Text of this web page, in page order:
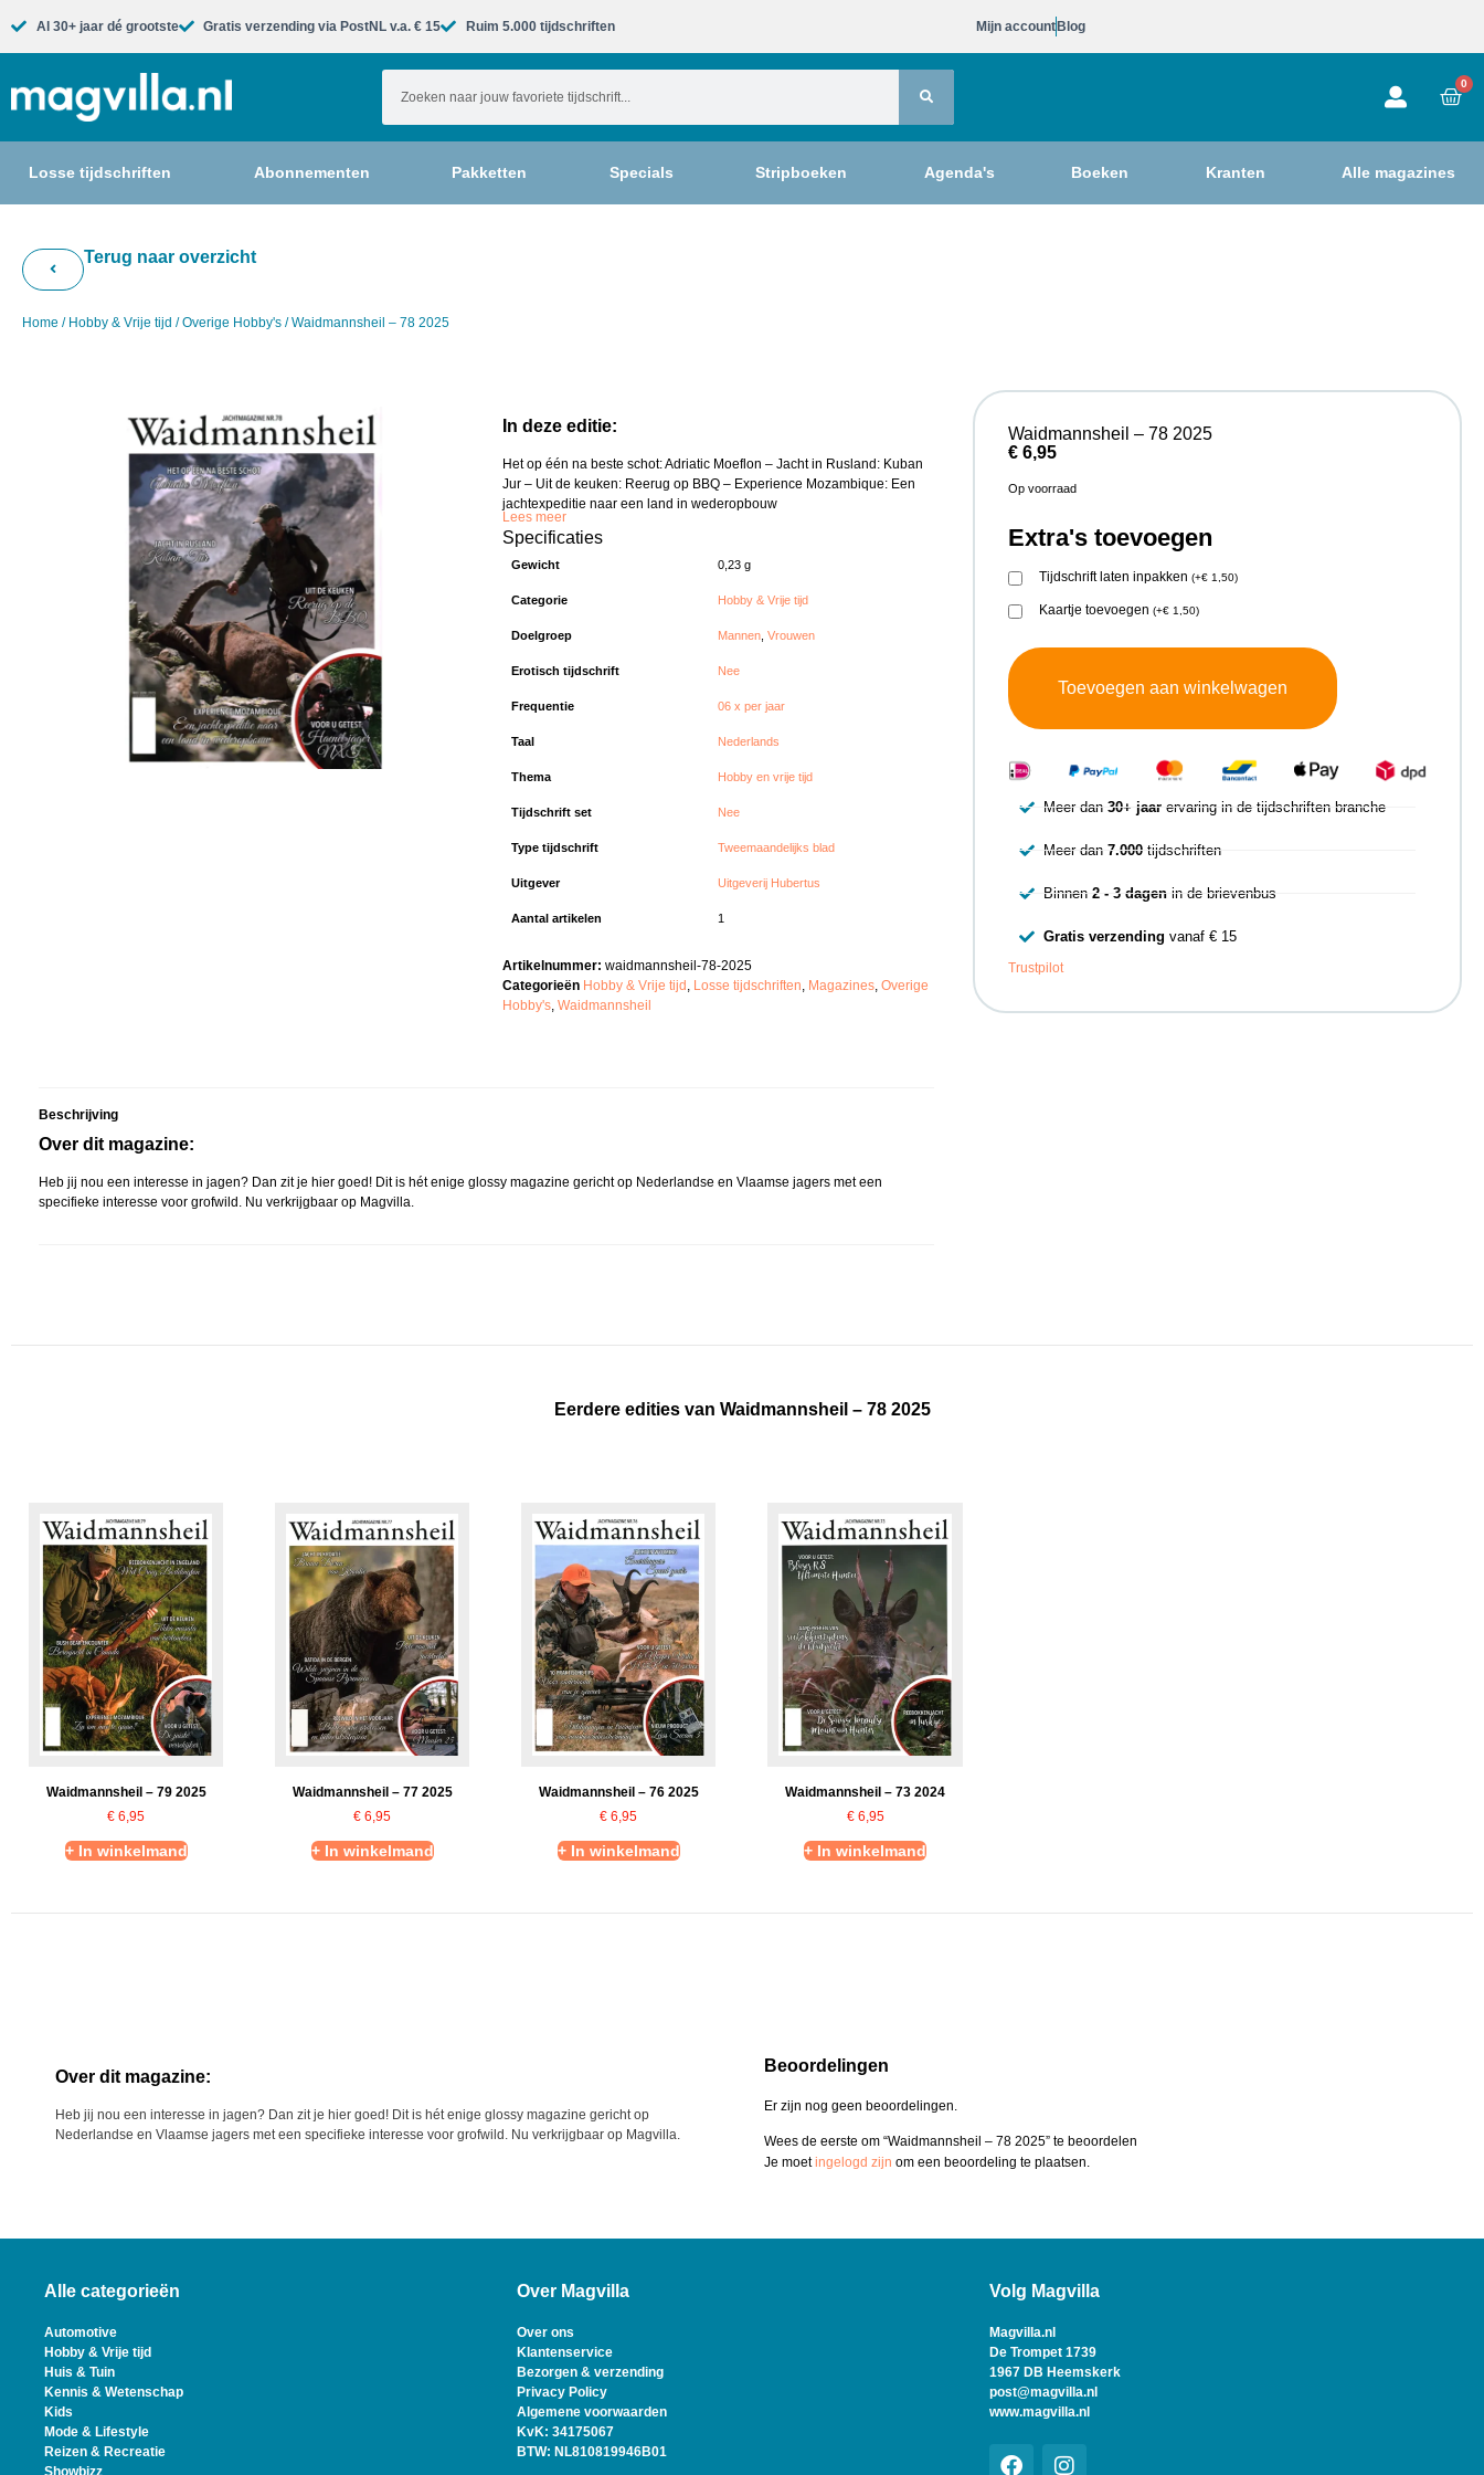
Al 30+ jaar dé grootste​ Gratis verzending via PostNL v.a. € 15 Ruim 5.000 tijdschriften​ Mijn account Blog
0
Losse tijdschriften Abonnementen Pakketten Specials Stripboeken Agenda's Boeken Kranten Alle magazines
Terug naar overzicht
Home / Hobby & Vrije tijd /Overige Hobby's / Waidmannsheil – 78 2025
In deze editie:
Het op één na beste schot: Adriatic Moeflon – Jacht in Rusland: Kuban
Jur – Uit de keuken: Reerug op BBQ – Experience Mozambique: Een
jachtexpeditie naar een land in wederopbouw
Lees meer
Specificaties
Gewicht 0,23 g
Categorie Hobby & Vrije tijd
Doelgroep Mannen ,Vrouwen
Erotisch tijdschrift Nee
Frequentie 06 x per jaar
Taal Nederlands
Thema Hobby en vrije tijd
Tijdschrift set Nee
Type tijdschrift Tweemaandelijks blad
Uitgever Uitgeverij Hubertus
Aantal artikelen 1
Artikelnummer:waidmannsheil-78-2025
Categorieën Hobby & Vrije tijd, Losse tijdschriften, Magazines,Overige
Hobby's,Waidmannsheil
Beschrijving
Over dit magazine:
Heb jij nou een interesse in jagen? Dan zit je hier goed! Dit is hét enige glossy magazine gericht op Nederlandse en Vlaamse jagers met een
specifieke interesse voor grofwild. Nu verkrijgbaar op Magvilla.
Waidmannsheil – 78 2025
€6,95
Op voorraad
Extra's toevoegen
Tijdschrift laten inpakken (+€1,50)
Kaartje toevoegen (+€1,50)
Toevoegen aan winkelwagen
Meer dan30+ jaar ervaring in de tijdschriften branche
Meer dan7.000 tijdschriften
Binnen2 - 3 dagen in de brievenbus
Gratis verzending vanaf € 15
Trustpilot
Eerdere edities van Waidmannsheil – 78 2025
Waidmannsheil – 79 2025
€ 6,95
+ In winkelmand
Waidmannsheil – 77 2025
€ 6,95
+ In winkelmand
Waidmannsheil – 76 2025
€ 6,95
+ In winkelmand
Waidmannsheil – 73 2024
€6,95
+ In winkelmand
Over dit magazine:
Heb jij nou een interesse in jagen? Dan zit je hier goed! Dit is hét enige glossy magazine gericht op
Nederlandse en Vlaamse jagers met een specifieke interesse voor grofwild. Nu verkrijgbaar op Magvilla.
Beoordelingen
Er zijn nog geen beoordelingen.
Wees de eerste om “Waidmannsheil – 78 2025” te beoordelen
Je moetingelogd zijn om een beoordeling te plaatsen.
Alle categorieën
Automotive
Hobby & Vrije tijd
Huis & Tuin
Kennis & Wetenschap
Kids
Mode & Lifestyle
Reizen & Recreatie
Over Magvilla
Over ons
Klantenservice
Bezorgen & verzending
Privacy Policy
Algemene voorwaarden
KvK: 34175067
BTW: NL810819946B01
Volg Magvilla
Magvilla.nl
De Trompet 1739
1967 DB Heemskerk
post@magvilla.nl
www.magvilla.nl